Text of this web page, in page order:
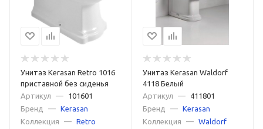
Унитаз Kerasan Retro 1016
приставной без сиденья
Артикул
—
101601
Бренд
— Kerasan
Коллекция
— Retro
Унитаз Kerasan Waldorf
4118 Белый
Артикул
—
411801
Бренд
—
Kerasan
Коллекция
—
Waldorf